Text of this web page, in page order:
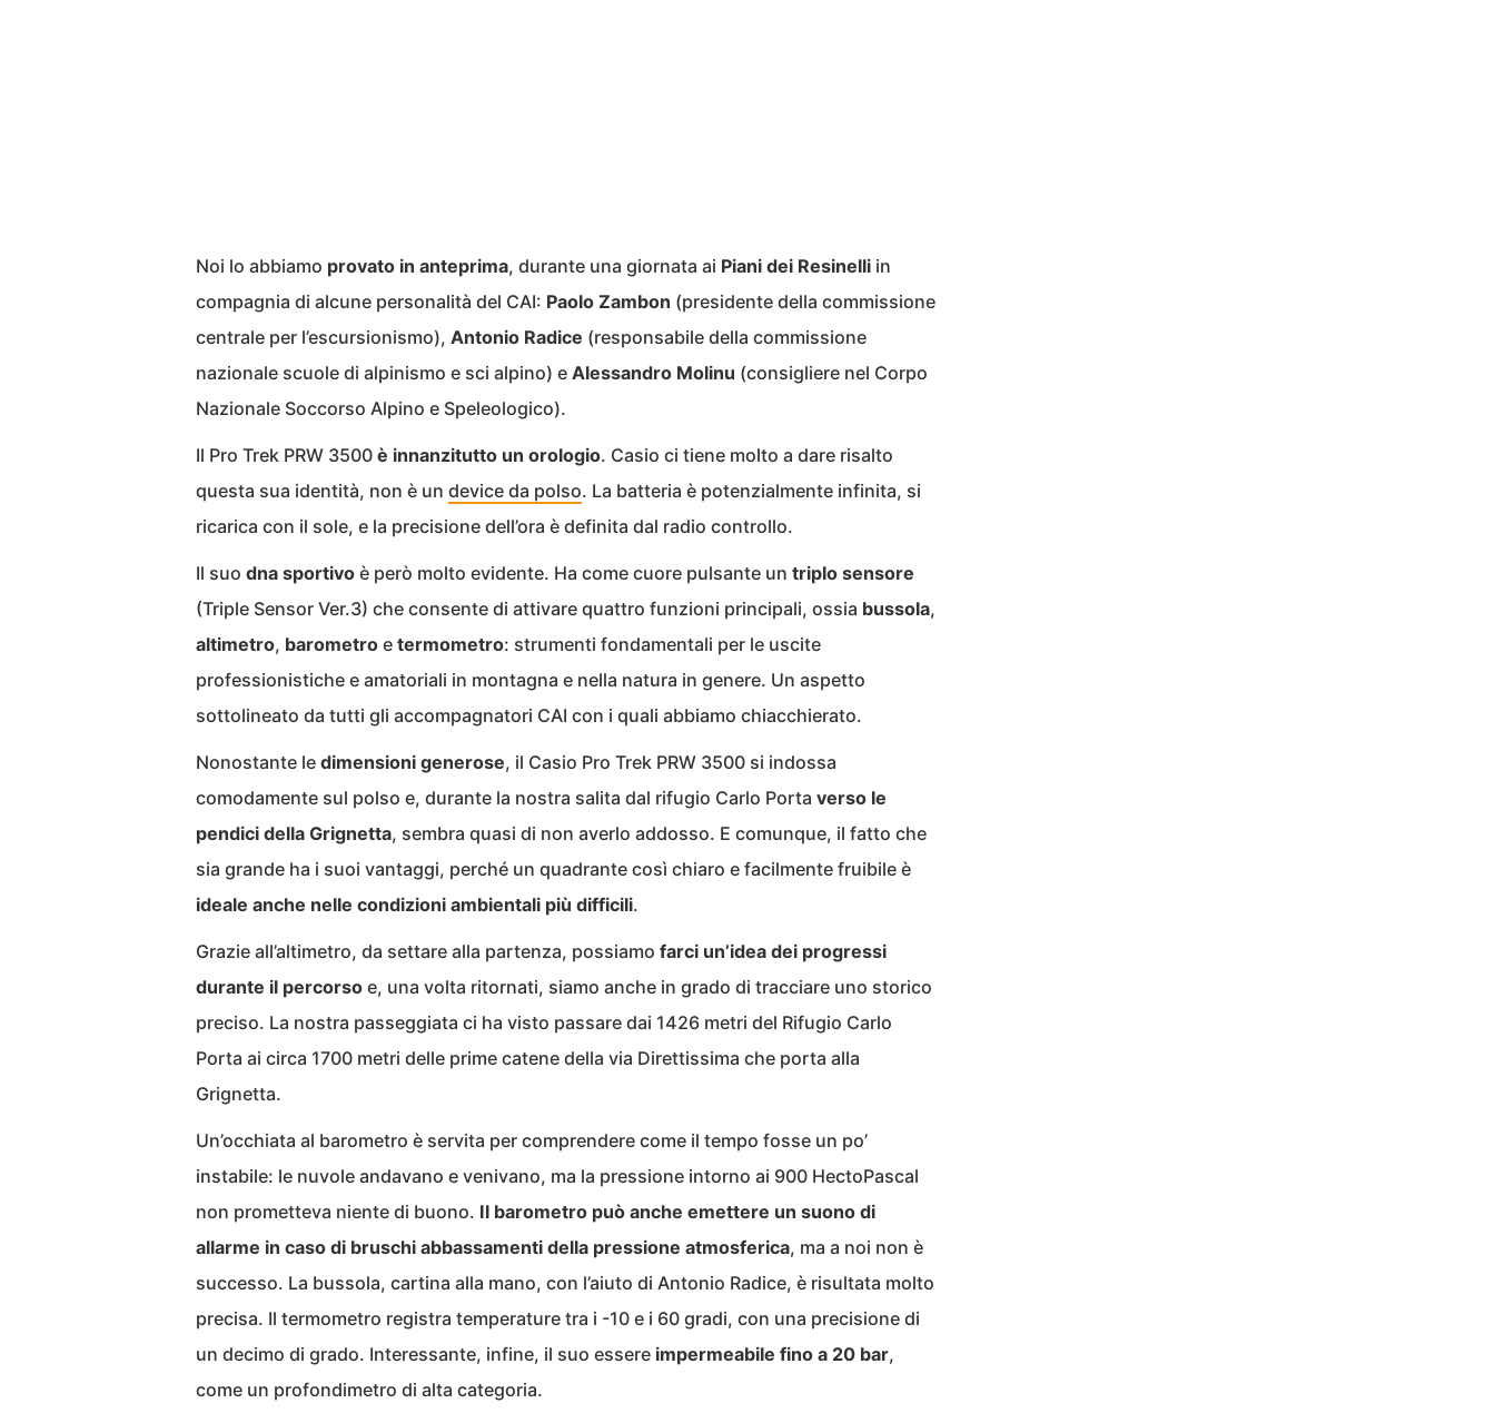
Noi lo abbiamo provato in anteprima, durante una giornata ai Piani dei Resinelli in
compagnia di alcune personalità del CAI: Paolo Zambon (presidente della commissione
centrale per l’escursionismo), Antonio Radice (responsabile della commissione
nazionale scuole di alpinismo e sci alpino) e Alessandro Molinu (consigliere nel Corpo
Nazionale Soccorso Alpino e Speleologico).
Il Pro Trek PRW 3500 è innanzitutto un orologio. Casio ci tiene molto a dare risalto
questa sua identità, non è un device da polso. La batteria è potenzialmente infinita, si
ricarica con il sole, e la precisione dell’ora è definita dal radio controllo.
Il suo dna sportivo è però molto evidente. Ha come cuore pulsante un triplo sensore
(Triple Sensor Ver.3) che consente di attivare quattro funzioni principali, ossia bussola,
altimetro, barometro e termometro: strumenti fondamentali per le uscite
professionistiche e amatoriali in montagna e nella natura in genere. Un aspetto
sottolineato da tutti gli accompagnatori CAI con i quali abbiamo chiacchierato.
Nonostante le dimensioni generose, il Casio Pro Trek PRW 3500 si indossa
comodamente sul polso e, durante la nostra salita dal rifugio Carlo Porta verso le
pendici della Grignetta, sembra quasi di non averlo addosso. E comunque, il fatto che
sia grande ha i suoi vantaggi, perché un quadrante così chiaro e facilmente fruibile è
ideale anche nelle condizioni ambientali più difficili.
Grazie all’altimetro, da settare alla partenza, possiamo farci un’idea dei progressi
durante il percorso e, una volta ritornati, siamo anche in grado di tracciare uno storico
preciso. La nostra passeggiata ci ha visto passare dai 1426 metri del Rifugio Carlo
Porta ai circa 1700 metri delle prime catene della via Direttissima che porta alla
Grignetta.
Un’occhiata al barometro è servita per comprendere come il tempo fosse un po’
instabile: le nuvole andavano e venivano, ma la pressione intorno ai 900 HectoPascal
non prometteva niente di buono. Il barometro può anche emettere un suono di
allarme in caso di bruschi abbassamenti della pressione atmosferica, ma a noi non è
successo. La bussola, cartina alla mano, con l’aiuto di Antonio Radice, è risultata molto
precisa. Il termometro registra temperature tra i -10 e i 60 gradi, con una precisione di
un decimo di grado. Interessante, infine, il suo essere impermeabile fino a 20 bar,
come un profondimetro di alta categoria.